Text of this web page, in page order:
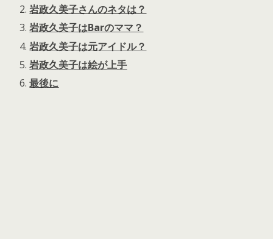
岩政久美子さんのネタは？
岩政久美子はBarのママ？
岩政久美子は元アイドル？
岩政久美子は絵が上手
最後に